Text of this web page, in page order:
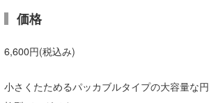
価格
6,600円(税込み)
小さくたためるパッカブルタイプの大容量な円